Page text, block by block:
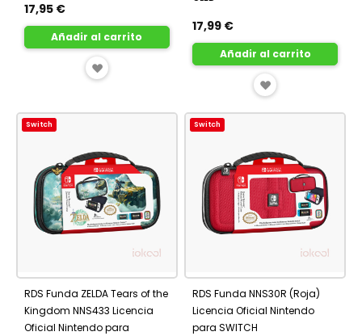
17,95 €
Añadir al carrito
FAVORITOS
17,99 €
Añadir al carrito
Switch
RDS Funda ZELDA Tears of the
Kingdom NNS433 Licencia
Oficial Nintendo para
Switch
RDS Funda NNS30R (Roja)
Licencia Oficial Nintendo
para SWITCH